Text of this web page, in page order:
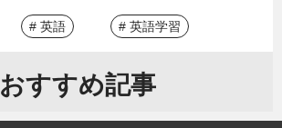
# 英語 # 英語学習
おすすめ記事